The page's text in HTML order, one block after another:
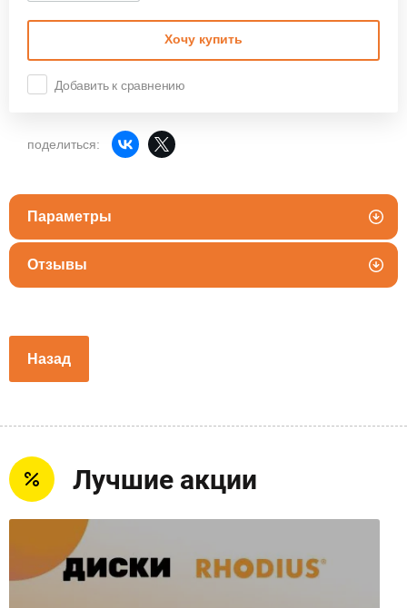
Хочу купить
Добавить к сравнению
поделиться:
Параметры
Отзывы
Назад
Лучшие акции